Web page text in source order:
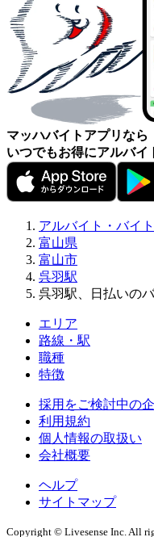
マッハバイトアプリなら
いつでもお得にアルバイ
アルバイト・バイ
富山県
富山市
呉羽駅
呉羽駅、日払いの
エリア
路線・駅
職種
特徴
採用をご検討中の
利用規約
個人情報の取扱い
会社概要
ヘルプ
サイトマップ
Copyright © Livesense Inc. All